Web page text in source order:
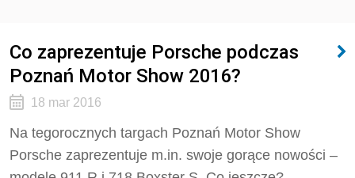
Co zaprezentuje Porsche podczas
Poznań Motor Show 2016?
18 mar 2016
Na tegorocznych targach Poznań Motor Show
Porsche zaprezentuje m.in. swoje gorące nowości –